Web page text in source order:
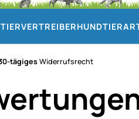
TIERVERTREIBERHUND
tägigesWiderrufsrecht